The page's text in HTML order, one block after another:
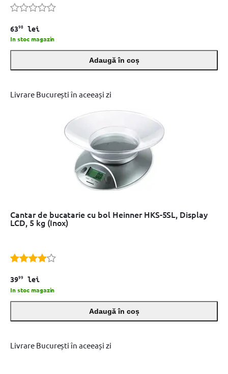
6398lei
In stoc magazin
Adaugă în coș
Livrare București în aceeași zi
Cantar de bucatarie cu bol Heinner HKS-5SL, Display
LCD, 5 kg (Inox)
3999 lei
In stoc magazin
Adaugă în coș
Livrare București în aceeași zi